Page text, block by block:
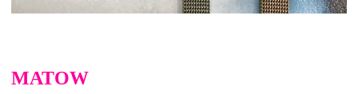
MATOW